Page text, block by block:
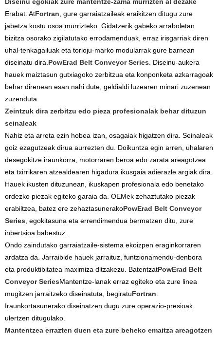
Diseinu egokiak zure mantentze-zama murrizten al dezake
Erabat. AtFortran, gure garraiatzaileak eraikitzen ditugu zure
jabetza kostu osoa murrizteko. Gidatzerik gabeko arraboletan
bizitza osorako zigilatutako errodamenduak, erraz irisgarriak diren
uhal-tenkagailuak eta torloju-marko modularrak gure barnean
diseinatu dira.PowErad Belt Conveyor Series. Diseinu-aukera
hauek maiztasun gutxiagoko zerbitzua eta konponketa azkarragoak
behar direnean esan nahi dute, geldialdi luzearen minari zuzenean
zuzenduta.
Zeintzuk dira zerbitzu edo pieza profesionalak behar dituzun
seinaleak
Nahiz eta arreta ezin hobea izan, osagaiak higatzen dira. Seinaleak
goiz ezagutzeak dirua aurrezten du. Doikuntza egin arren, uhalaren
desegokitze iraunkorra, motorraren beroa edo zarata areagotzea
eta txirrikaren atzealdearen higadura ikusgaia adierazle argiak dira.
Hauek ikusten dituzunean, ikuskapen profesionala edo benetako
ordezko piezak egiteko garaia da. OEMek zehaztutako piezak
erabiltzea, batez ere zehaztasunerakoPowErad Belt Conveyor
Series, egokitasuna eta errendimendua bermatzen ditu, zure
inbertsioa babestuz.
Ondo zaindutako garraiatzaile-sistema ekoizpen eraginkorraren
ardatza da. Jarraibide hauek jarraituz, funtzionamendu-denbora
eta produktibitatea maximiza ditzakezu. BatentzatPowErad Belt
Conveyor SeriesMantentze-lanak erraz egiteko eta zure linea
mugitzen jarraitzeko diseinatuta, begiratuFortran.
Iraunkortasunerako diseinatzen dugu zure operazio-presioak
ulertzen ditugulako.
Mantentzea errazten duen eta zure beheko emaitza areagotzen